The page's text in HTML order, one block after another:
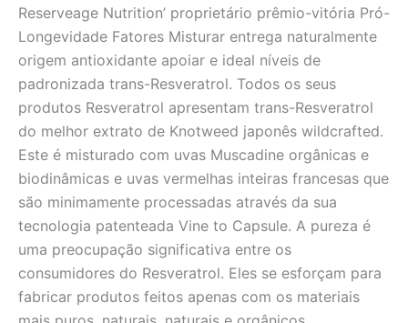
Reserveage Nutrition’ proprietário prêmio-vitória Pró-
Longevidade Fatores Misturar entrega naturalmente
origem antioxidante apoiar e ideal níveis de
padronizada trans-Resveratrol. Todos os seus
produtos Resveratrol apresentam trans-Resveratrol
do melhor extrato de Knotweed japonês wildcrafted.
Este é misturado com uvas Muscadine orgânicas e
biodinâmicas e uvas vermelhas inteiras francesas que
são minimamente processadas através da sua
tecnologia patenteada Vine to Capsule. A pureza é
uma preocupação significativa entre os
consumidores do Resveratrol. Eles se esforçam para
fabricar produtos feitos apenas com os materiais